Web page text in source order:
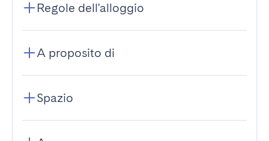
Regole dell'alloggio
A proposito di
Spazio